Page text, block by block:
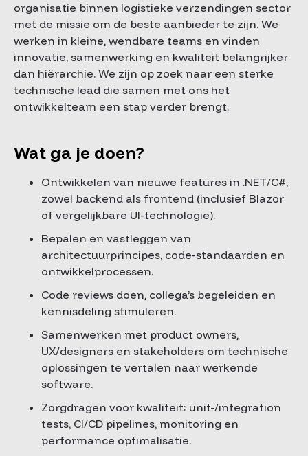
organisatie binnen logistieke verzendingen sector
met de missie om de beste aanbieder te zijn. We
werken in kleine, wendbare teams en vinden
innovatie, samenwerking en kwaliteit belangrijker
dan hiërarchie. We zijn op zoek naar een sterke
technische lead die samen met ons het
ontwikkelteam een stap verder brengt.
Wat ga je doen?
Ontwikkelen van nieuwe features in .NET/C#,
zowel backend als frontend (inclusief Blazor
of vergelijkbare UI-technologie).
Bepalen en vastleggen van
architectuurprincipes, code-standaarden en
ontwikkelprocessen.
Code reviews doen, collega’s begeleiden en
kennisdeling stimuleren.
Samenwerken met product owners,
UX/designers en stakeholders om technische
oplossingen te vertalen naar werkende
software.
Zorgdragen voor kwaliteit: unit-/integration
tests, CI/CD pipelines, monitoring en
performance optimalisatie.